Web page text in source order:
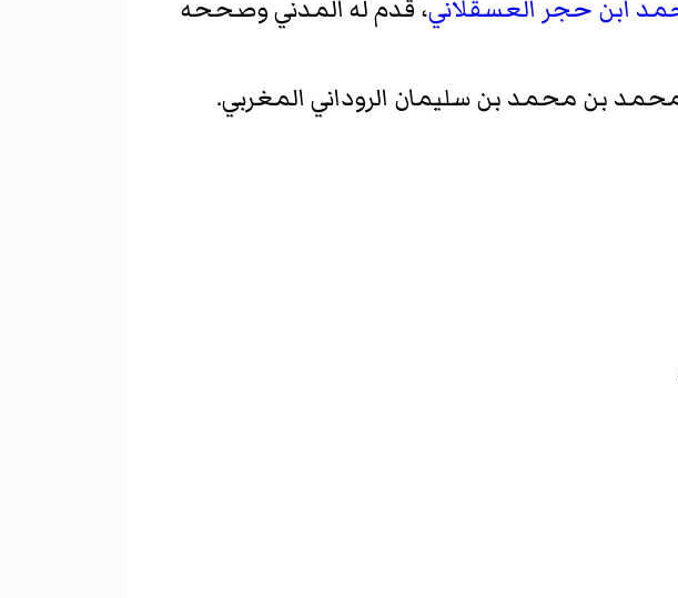
ابن حجر العسقلاني، قدم له المدني وصححه
بن محمد بن سليمان الروداني المغربي.